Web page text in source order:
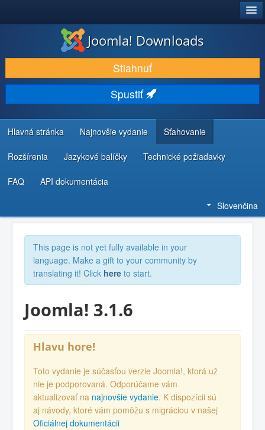
STIAHNUŤ & ROZŠÍRIŤ
OBJAVUJTE & UČTE SA
KOMUNITA & PODPORA
ZDROJE INFORMÁCIÍ PRE VÝVOJÁROV
Joomla! Downloads
Stiahnuť
Spustiť
Hlavná stránka Najnovšie vydanie Sťahovanie
Rozšírenia Jazykové balíčky Technické požiadavky
FAQ API dokumentácia
Slovenčina
This page is not yet fully available in your
language. Make a gift to your community by
translating it! Click here to start.
Joomla! 3.1.6
Hlavu hore!
Toto vydanie je súčasťou verzie Joomla!, ktorá už
nie je podporovaná. Odporúčame vám
aktualizovať na najnovšie vydanie. K dispozícii sú
aj návody, ktoré vám pomôžu s migráciou v našej
Oficiálnej dokumentácii